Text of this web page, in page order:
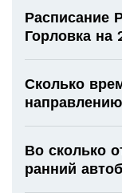
Расписание
Горловка на
Сколько
Во сколько
ранний